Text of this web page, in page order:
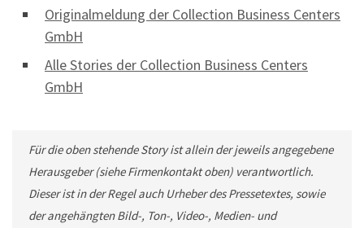
Originalmeldung der Collection Business Centers
GmbH
Alle Stories der Collection Business Centers
GmbH
Für die oben stehende Story ist allein der jeweils angegebene
Herausgeber (siehe Firmenkontakt oben) verantwortlich.
Dieser ist in der Regel auch Urheber des Pressetextes, sowie
der angehängten Bild-, Ton-, Video-, Medien- und